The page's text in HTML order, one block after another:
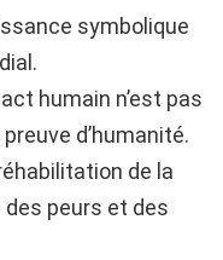
symbolique
humain n’est pas
d’humanité.
de la
des peurs et des